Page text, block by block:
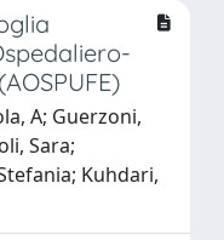
A; Guerzoni,
Sara;
Kuhdari,